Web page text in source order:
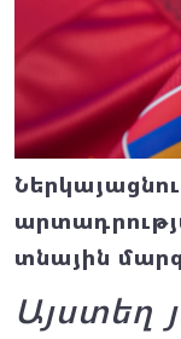
տնային
Այստեղ